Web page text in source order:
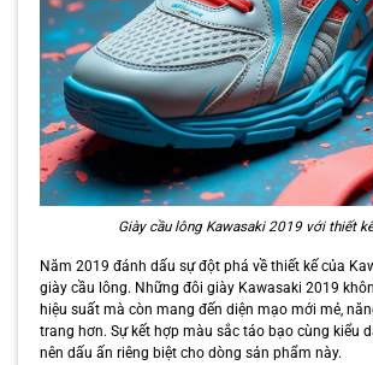
Giày cầu lông Kawasaki 2019 với thiết
Năm 2019 đánh dấu sự đột phá về thiết kế của
giày cầu lông. Những đôi giày Kawasaki 2019
hiệu suất mà còn mang đến diện mạo mới mẻ,
trang hơn. Sự kết hợp màu sắc táo bạo cùng kiểu
nên dấu ấn riêng biệt cho dòng sản phẩm này.